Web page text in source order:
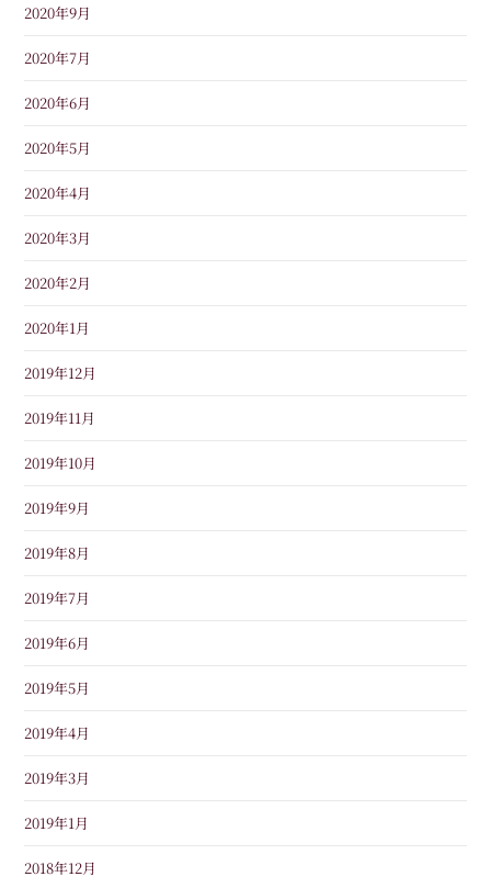
2020年9月
2020年7月
2020年6月
2020年5月
2020年4月
2020年3月
2020年2月
2020年1月
2019年12月
2019年11月
2019年10月
2019年9月
2019年8月
2019年7月
2019年6月
2019年5月
2019年4月
2019年3月
2019年1月
2018年12月